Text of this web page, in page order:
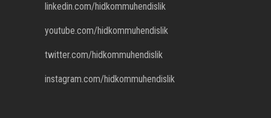
linkedin.com/hidkommuhendislik
youtube.com/hidkommuhendislik
twitter.com/hidkommuhendislik
instagram.com/hidkommuhendislik